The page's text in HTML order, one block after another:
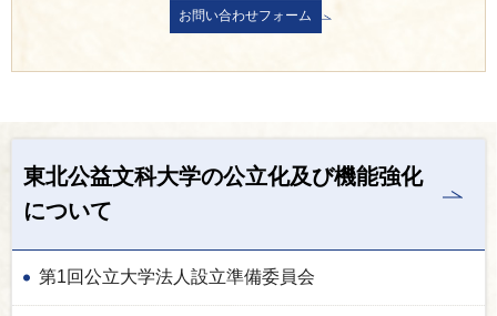
東北公益文科大学の公立化及び機能強化
について
第1回公立大学法人設立準備委員会